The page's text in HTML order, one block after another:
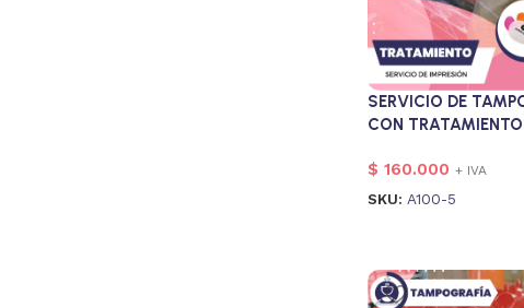
SERVICIO DE
CON TRATAMIENTO
$ 160.000 + IVA
SKU: A100-5